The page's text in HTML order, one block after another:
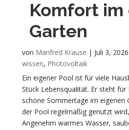
Komfort im
Garten
von Manfred Krause | Juli 3, 2026
wissen, Photovoltaik
Ein eigener Pool ist für viele
Stück Lebensqualität. Er steht für
schöne Sommertage im eigenen
der Pool regelmäßig genutzt
Angenehm warmes Wasser,